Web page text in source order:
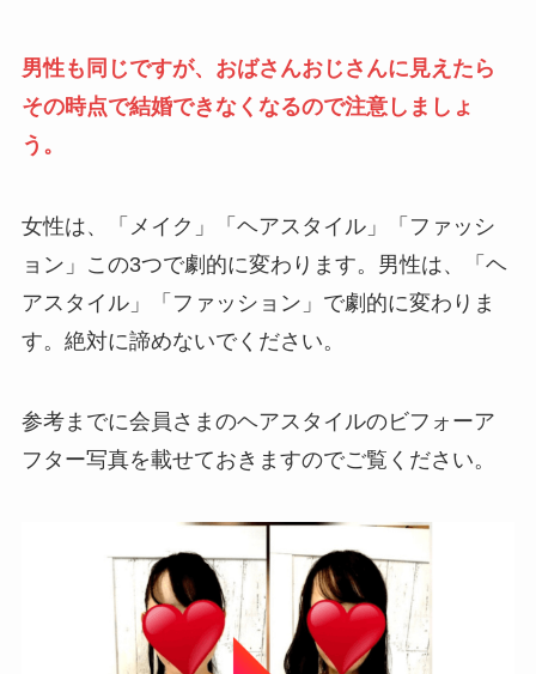
男性も同じですが、おばさんおじさんに見えたら
その時点で結婚できなくなるので注意しましょ
う。
女性は、「メイク」「ヘアスタイル」「ファッシ
ョン」この3つで劇的に変わります。男性は、「ヘ
アスタイル」「ファッション」で劇的に変わりま
す。絶対に諦めないでください。
参考までに会員さまのヘアスタイルのビフォーア
フター写真を載せておきますのでご覧ください。